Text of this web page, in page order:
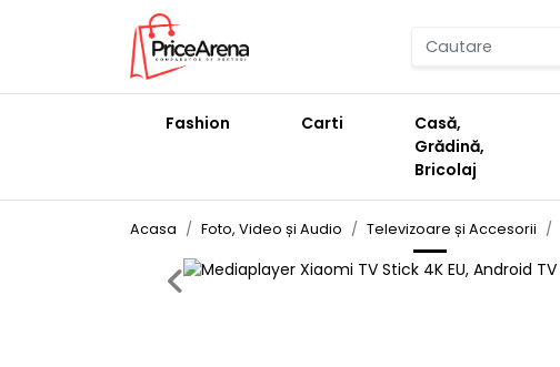
Fashion Carti
Casă,
Grădină,
Bricolaj
Acasa Foto, Video și Audio Televizoare și Accesorii
Previous